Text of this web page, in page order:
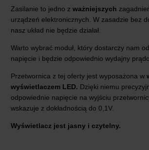
Zasilanie to jedno z ważniejszych
urządzeń elektronicznych. W zasadzie bez
nasz układ nie będzie działał.
Warto wybrać moduł, który dostarczy nam
napięcie i będzie odpowiednio wydajny
Przetwornica z tej oferty jest wyposażona w
wyświetlaczem LED. Dzięki niemu
odpowiednie napięcie na wyjściu
wskazuje z dokładnością do 0,1V.
Wyświetlacz jest jasny i czytelny.